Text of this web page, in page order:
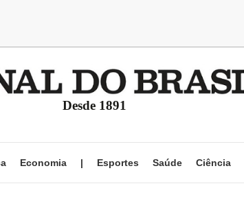
Desde 1891
Economia | Esportes Saúde Ciência